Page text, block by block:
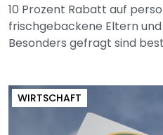
10 Prozent Rabatt auf
frischgebackene Eltern
Besonders gefragt sind
WIRTSCHAFT